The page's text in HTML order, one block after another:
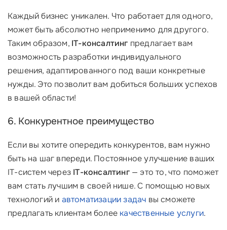
Каждый бизнес уникален. Что работает для одного,
может быть абсолютно неприменимо для другого.
Таким образом, IT-консалтинг предлагает вам
возможность разработки индивидуального
решения, адаптированного под ваши конкретные
нужды. Это позволит вам добиться больших успехов
в вашей области!
6. Конкурентное преимущество
Если вы хотите опередить конкурентов, вам нужно
быть на шаг впереди. Постоянное улучшение ваших
IT-систем через IT-консалтинг— это то, что поможет
вам стать лучшим в своей нише. С помощью новых
технологий и автоматизации задач вы сможете
предлагать клиентам более качественные услуги.